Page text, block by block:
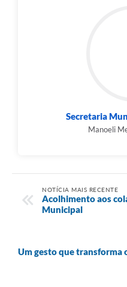
Secretaria
Manoeli
NOTÍCIA MAIS RECENTE
Acolhimento aos
Municipal
Um gesto que transforma